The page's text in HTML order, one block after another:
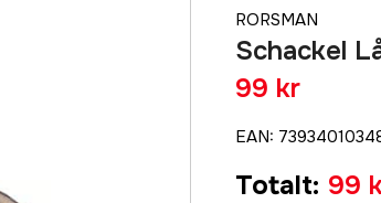
RORSMAN
Schackel
99 kr
EAN:
Totalt: 99